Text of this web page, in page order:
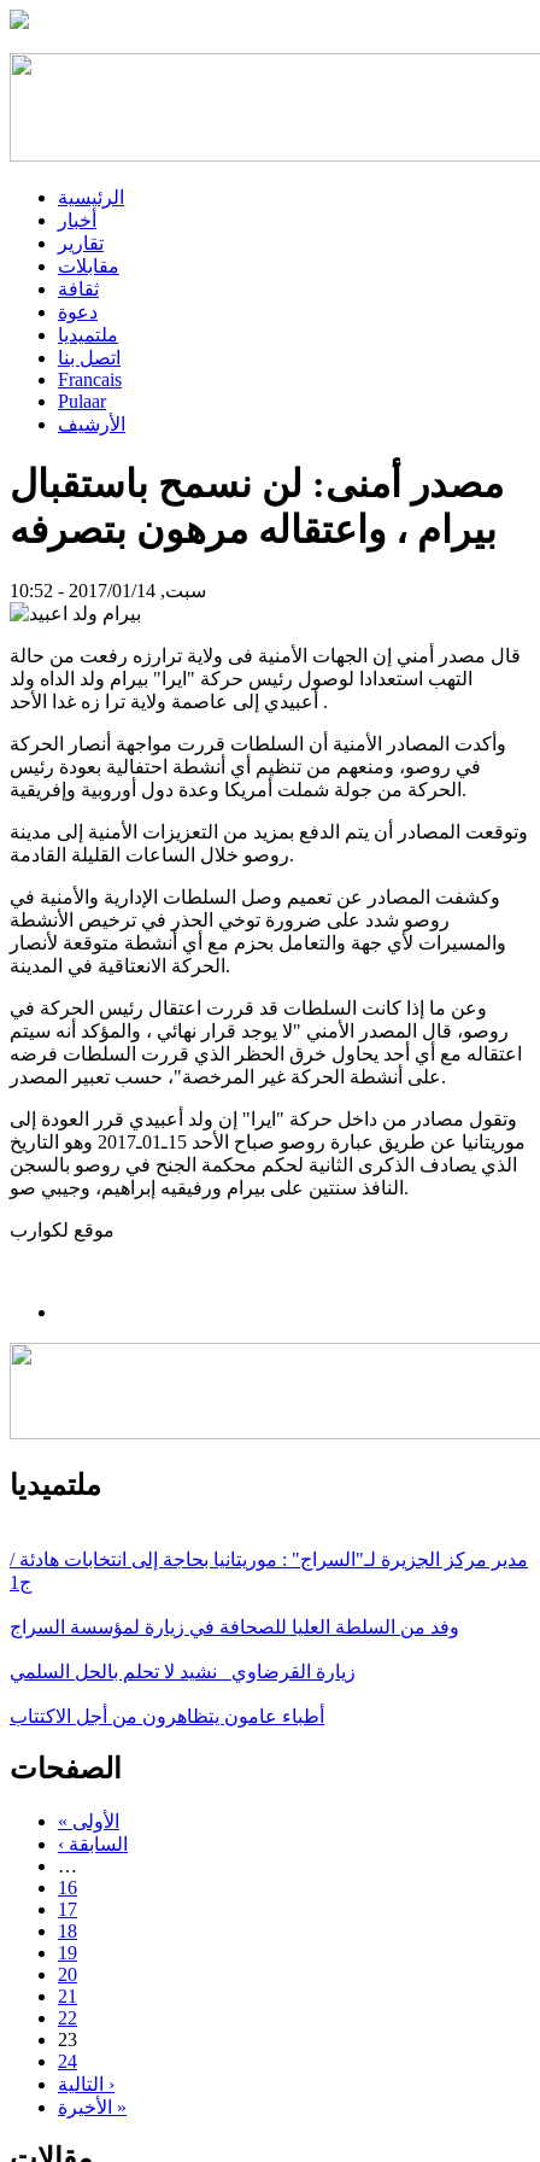
الرئيسية
أخبار
تقارير
مقابلات
ثقافة
دعوة
ملتميديا
اتصل بنا
Francais
Pulaar
الأرشيف
مصدر أمنى: لن نسمح باستقبال
بيرام ، واعتقاله مرهون بتصرفه
سبت, 2017/01/14 - 10:52
قال مصدر أمني إن الجهات الأمنية فى ولاية ترارزه رفعت من حالة
التهب استعدادا لوصول رئيس حركة "ايرا" بيرام ولد الداه ولد
أعبيدي إلى عاصمة ولاية ترا زه غدا الأحد .
وأكدت المصادر الأمنية أن السلطات قررت مواجهة أنصار الحركة
في روصو، ومنعهم من تنظيم أي أنشطة احتفالية بعودة رئيس
الحركة من جولة شملت أمريكا وعدة دول أوروبية وإفريقية.
وتوقعت المصادر أن يتم الدفع بمزيد من التعزيزات الأمنية إلى مدينة
روصو خلال الساعات القليلة القادمة.
وكشفت المصادر عن تعميم وصل السلطات الإدارية والأمنية في
روصو شدد على ضرورة توخي الحذر في ترخيص الأنشطة
والمسيرات لأي جهة والتعامل بحزم مع أي أنشطة متوقعة لأنصار
الحركة الانعتاقية في المدينة.
وعن ما إذا كانت السلطات قد قررت اعتقال رئيس الحركة في
روصو، قال المصدر الأمني "لا يوجد قرار نهائي ، والمؤكد أنه سيتم
اعتقاله مع أي أحد يحاول خرق الحظر الذي قررت السلطات فرضه
على أنشطة الحركة غير المرخصة"، حسب تعبير المصدر.
وتقول مصادر من داخل حركة "ايرا" إن ولد أعبيدي قرر العودة إلى
موريتانيا عن طريق عبارة روصو صباح الأحد 15ـ01ـ2017 وهو التاريخ
الذي يصادف الذكرى الثانية لحكم محكمة الجنح في روصو بالسجن
النافذ سنتين على بيرام ورفيقيه إبراهيم، وجيبي صو.
موقع لكوارب
ملتميديا
مدير مركز الجزيرة لـ"السراج" : موريتانيا بحاجة إلى انتخابات هادئة /
ج1
وفد من السلطة العليا للصحافة في زيارة لمؤسسة السراج
زيارة القرضاوي_ نشيد لا تحلم بالحل السلمي
أطباء عامون يتظاهرون من أجل الاكتتاب
الصفحات
« الأولى
‹ السابقة
…
16
17
18
19
20
21
22
23
24
التالية ›
الأخيرة »